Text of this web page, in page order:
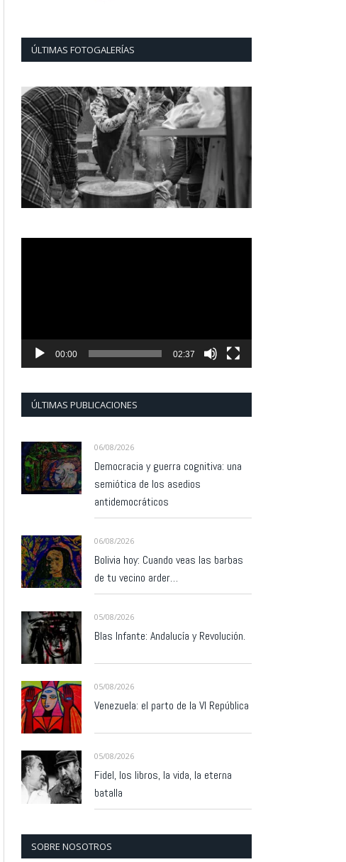
ÚLTIMAS FOTOGALERÍAS
00:00 02:37
ÚLTIMAS PUBLICACIONES
06/08/2026
Democracia y guerra cognitiva: una
semiótica de los asedios
antidemocráticos
06/08/2026
Bolivia hoy: Cuando veas las barbas
de tu vecino arder…
05/08/2026
Blas Infante: Andalucía y Revolución.
05/08/2026
Venezuela: el parto de la VI República
05/08/2026
Fidel, los libros, la vida, la eterna
batalla
SOBRE NOSOTROS